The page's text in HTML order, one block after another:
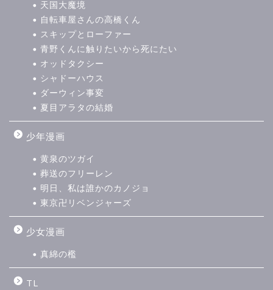
天国大魔境
自転車屋さんの高橋くん
スキップとローファー
青野くんに触りたいから死にたい
オッドタクシー
シャドーハウス
ダーウィン事変
夏目アラタの結婚
少年漫画
黄泉のツガイ
葬送のフリーレン
明日、私は誰かのカノジョ
東京卍リベンジャーズ
少女漫画
真綿の檻
TL